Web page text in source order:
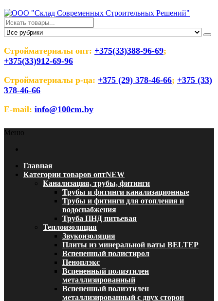
Перейти
к
содержимому
ООО "Склад Современных
Строительных Решений"
Оптовый магазин строительных материалов
Стройматериалы опт: +375(33)388-96-69;
+375(33)912-69-96
Стройматериалы р-ца: +375 (29) 378-46-66; +375 (33)
378-46-66
E-mail: info@100cm.by
Меню
Главная
Категории товаров оптNEW
Канализация, трубы, фитинги
Трубы и фитинги канализационные
Трубы и фитинги для отопления и
водоснабжения
Труба ПНД питьевая
Теплоизоляция
Звукоизоляция
Плиты из минеральной ваты BELTEP
Вспененный полистирол
Пеноплэкс
Вспененный полиэтилен
металлизированный
Вспененный полиэтилен
металлизированный с двух сторон